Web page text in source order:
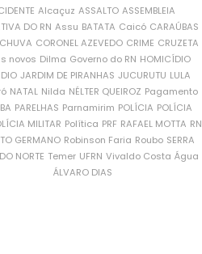
Alcaçuz ASSALTO ASSEMBLEIA
DO RN Assu BATATA Caicó CARAÚBAS
CORONEL AZEVEDO CRIME CRUZETA
novos Dilma Governo do RN HOMICÍDIO
JARDIM DE PIRANHAS JUCURUTU LULA
NATAL Nilda NÉLTER QUEIROZ Pagamento
PARELHAS Parnamirim POLÍCIA POLÍCIA
MILITAR Política PRF RAFAEL MOTTA RN
GERMANO Robinson Faria Roubo SERRA
NORTE Temer UFRN Vivaldo Costa Água
ÁLVARO DIAS